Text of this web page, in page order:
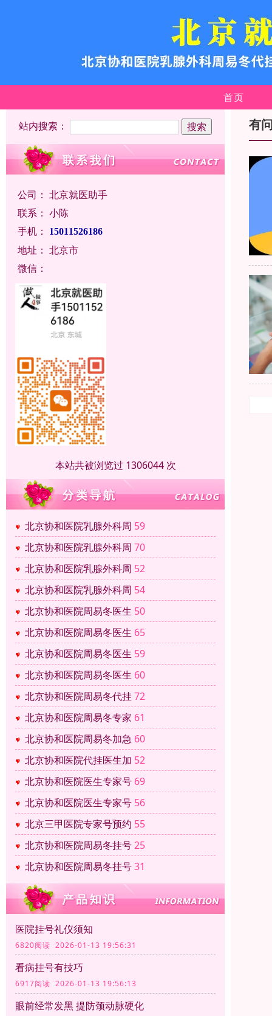
首页
站内搜索：
公司： 北京就医助手
联系： 小陈
手机：
15011526186
地址： 北京市
微信：
本站共被浏览过 1306044 次
北京协和医院乳腺外科周 59
北京协和医院乳腺外科周 70
北京协和医院乳腺外科周 52
北京协和医院乳腺外科周 54
北京协和医院周易冬医生 50
北京协和医院周易冬医生 65
北京协和医院周易冬医生 59
北京协和医院周易冬医生 60
北京协和医院周易冬代挂72
北京协和医院周易冬专家 61
北京协和医院周易冬加急 60
北京协和医院代挂医生加 52
北京协和医院医生专家号 69
北京协和医院医生专家号 56
北京三甲医院专家号预约 55
北京协和医院周易冬挂号25
北京协和医院周易冬挂号31
医院挂号礼仪须知
6820阅读 2026-01-13 19:56:31
看病挂号有技巧
6917阅读 2026-01-13 19:56:13
眼前经常发黑 提防颈动脉硬化
有